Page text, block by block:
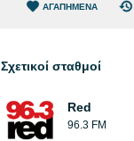
ΑΓΑΠΗΜΈΝΑ
Σχετικοί σταθμοί
Red
96.3 FM